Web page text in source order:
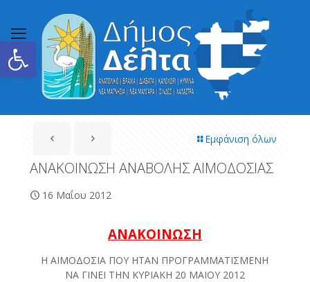
Ανοίξτε τη γραμμή εργαλείων
Εμφάνιση όλων
ΑΝΑΚΟΙΝΩΣΗ ΑΝΑΒΟΛΗΣ ΑΙΜΟΔΟΣΙΑΣ
16 Μαΐου 2012
ΑΝΑΚΟΙΝΩΣΗ
Η ΑΙΜΟΔΟΣΙΑ ΠΟΥ ΗΤΑΝ ΠΡΟΓΡΑΜΜΑΤΙΣΜΕΝΗ
ΝΑ ΓΙΝΕΙ ΤΗΝ ΚΥΡΙΑΚΗ 20 ΜΑΙΟΥ 2012